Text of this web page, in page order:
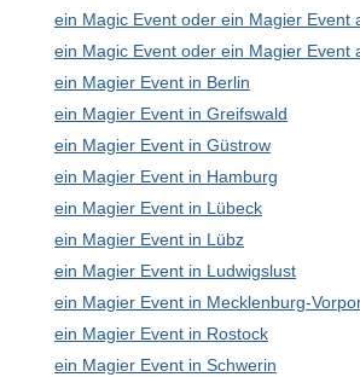
ein Magic Event oder ein Magier Event
ein Magic Event oder ein Magier Event
ein Magier Event in Berlin
ein Magier Event in Greifswald
ein Magier Event in Güstrow
ein Magier Event in Hamburg
ein Magier Event in Lübeck
ein Magier Event in Lübz
ein Magier Event in Ludwigslust
ein Magier Event in Mecklenburg-
ein Magier Event in Rostock
ein Magier Event in Schwerin